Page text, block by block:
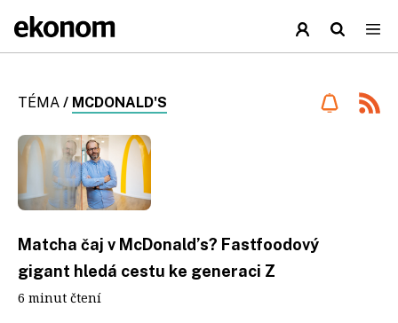
TÉMA / MCDONALD'S
Matcha čaj v McDonald’s? Fastfoodový
gigant hledá cestu ke generaci Z
6 minut čtení